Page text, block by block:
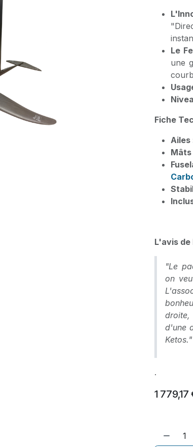
Le
une
Fiche
Ailes
Mâts
L'avis de
"Le
on
d'une
Ketos."
.
1 779,17